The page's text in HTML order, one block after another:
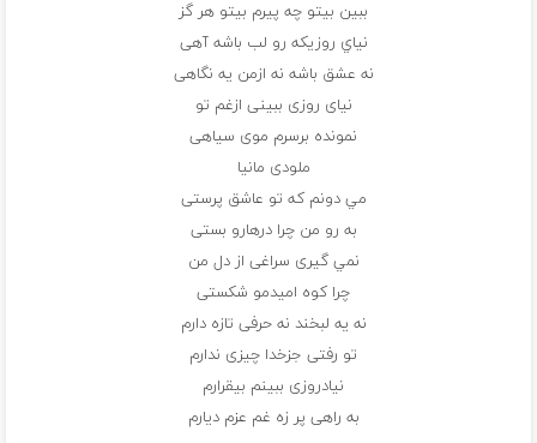
ببين بیتو چه پيرم بيتو هر گز
نياي روزیكه رو لب باشه آهی
نه عشق باشه نه ازمن يه نگاهی
نيای روزی ببينی ازغم تو
نمونده برسرم موی سياهی
ملودی مانیا
مي دونم كه تو عاشق پرستی
به رو من چرا درهارو بستی
نمي گيری سراغی از دل من
چرا كوه اميدمو شكستی
نه يه لبخند نه حرفی تازه دارم
تو رفتی جزخدا چيزی ندارم
نيادروزی ببينم بيقرارم
به راهی پر زه غم عزم ديارم